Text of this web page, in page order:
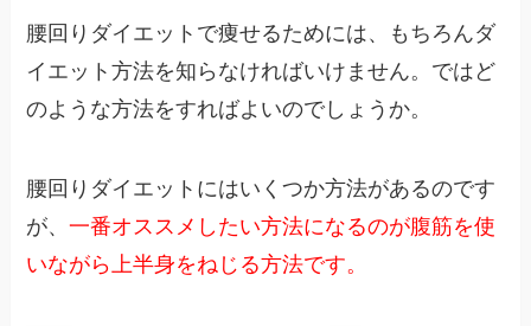
腰回りダイエットで痩せるためには、もちろんダ
イエット方法を知らなければいけません。ではど
のような方法をすればよいのでしょうか。
腰回りダイエットにはいくつか方法があるのです
が、一番オススメしたい方法になるのが腹筋を使
いながら上半身をねじる方法です。